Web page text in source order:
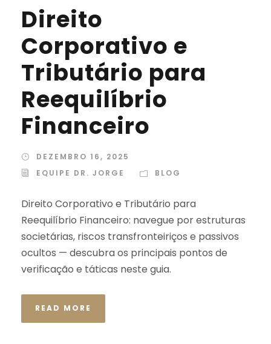
Direito
Corporativo e
Tributário para
Reequilíbrio
Financeiro
DEZEMBRO 16, 2025
EQUIPE DR. JORGE
BLOG
Direito Corporativo e Tributário para
Reequilíbrio Financeiro: navegue por estruturas
societárias, riscos transfronteiriços e passivos
ocultos — descubra os principais pontos de
verificação e táticas neste guia.
READ MORE